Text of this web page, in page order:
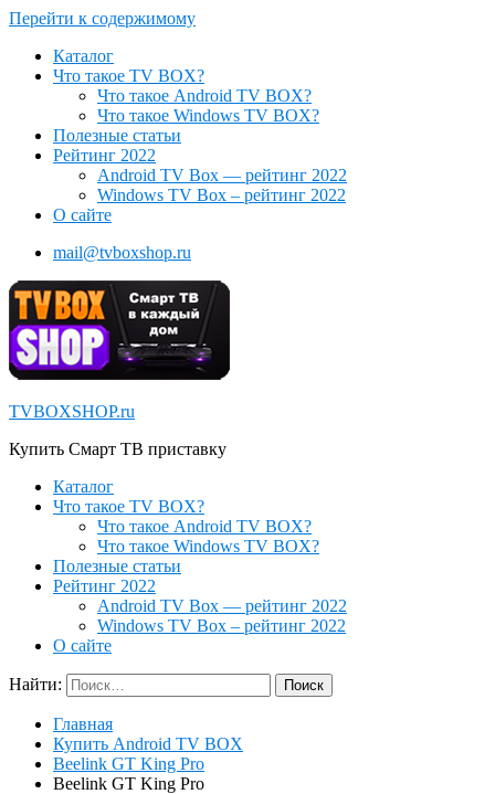
Перейти к содержимому
Каталог
Что такое TV BOX?
Что такое Android TV BOX?
Что такое Windows TV BOX?
Полезные статьи
Рейтинг 2022
Android TV Box — рейтинг 2022
Windows TV Box – рейтинг 2022
О сайте
mail@tvboxshop.ru
TVBOXSHOP.ru
Купить Смарт ТВ приставку
Каталог
Что такое TV BOX?
Что такое Android TV BOX?
Что такое Windows TV BOX?
Полезные статьи
Рейтинг 2022
Android TV Box — рейтинг 2022
Windows TV Box – рейтинг 2022
О сайте
Найти:
Главная
Купить Android TV BOX
Beelink GT King Pro
Beelink GT King Pro